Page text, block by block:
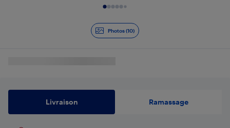
Photos (10)
Livraison Ramassage